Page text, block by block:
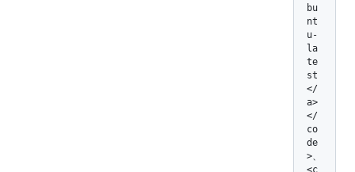
bu
nt
u-
la
te
st
</
a>
</
co
de
>、